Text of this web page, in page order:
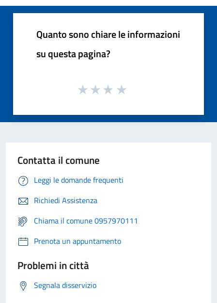
Quanto sono chiare le informazioni
su questa pagina?
Contatta il comune
Leggi le domande frequenti
Richiedi Assistenza
Chiama il comune 0957970111
Prenota un appuntamento
Problemi in città
Segnala disservizio